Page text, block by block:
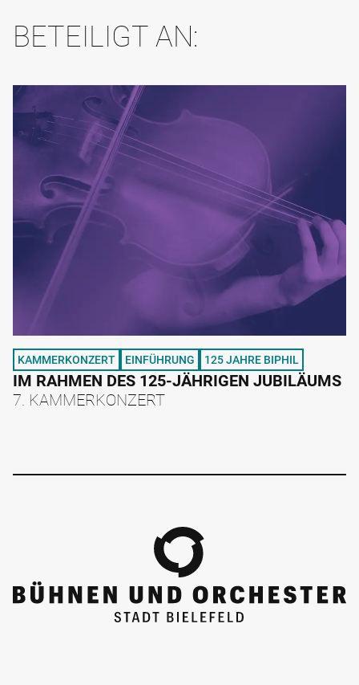
BETEILIGT AN:
KAMMERKONZERT EINFÜHRUNG 125 JAHRE BIPHIL
IM RAHMEN DES 125-JÄHRIGEN JUBILÄUMS
7. KAMMERKONZERT